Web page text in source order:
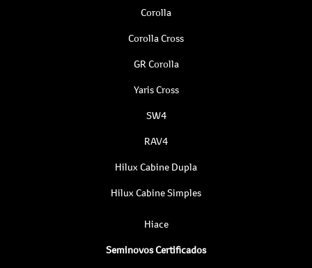
Corolla
Corolla Cross
GR Corolla
Yaris Cross
SW4
RAV4
Hilux Cabine Dupla
Hilux Cabine Simples
Hiace
Seminovos Certificados